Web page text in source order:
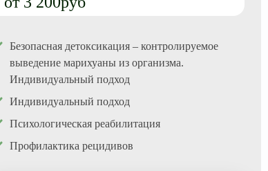
Миннесотская программа
Реабилитация 12 шагов
12 шагов для созависимых
Безопасная детоксикация – контролируемое
выведение марихуаны из организма.
Индивидуальный подход
Индивидуальный подход
Психологическая реабилитация
Профилактика рецидивов